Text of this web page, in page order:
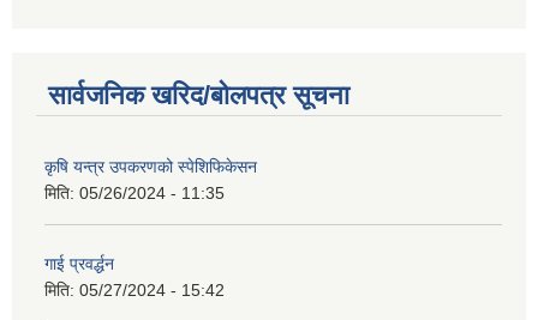
सार्वजनिक खरिद/बोलपत्र सूचना
कृषि यन्त्र उपकरणको स्पेशिफिकेसन
मिति: 05/26/2024 - 11:35
गाई प्रवर्द्धन
मिति: 05/27/2024 - 15:42